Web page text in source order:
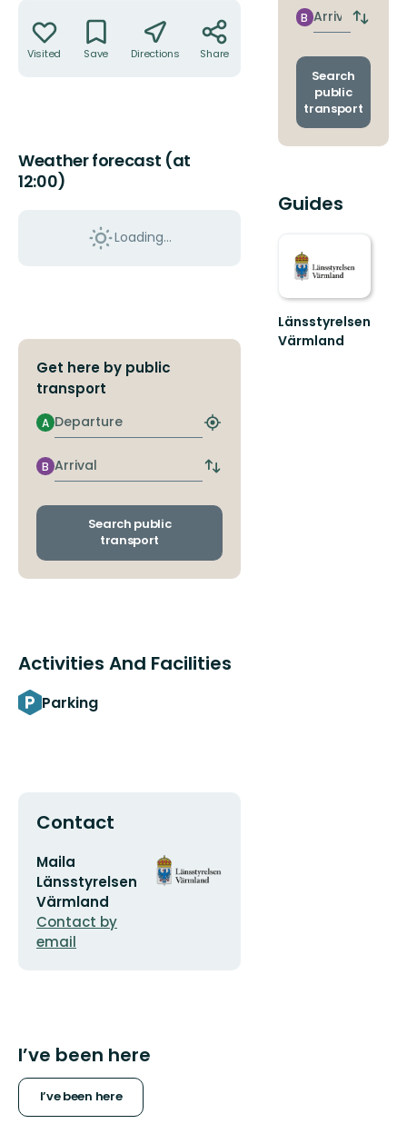
Visited Save Directions Share
Weather forecast (at
12:00)
Loading...
Get here by public
transport
Departure
A
Find
stop
Arrival
B
Switch
and
Search public
transport
Activities And Facilities
Parking
Contact
Email
address
Maila
Länsstyrelsen
Värmland
Contact by
email
Organization
logotype
I’ve been here
I’ve been here
stop
Arrival
B
Switch
and
Search
public
transport
Guides
Länsstyrelsen
Värmland